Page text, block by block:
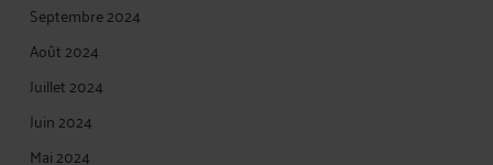
Septembre 2024
Août 2024
Juillet 2024
Juin 2024
Mai 2024